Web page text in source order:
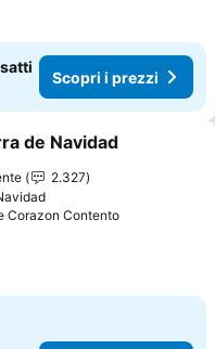
Scopri i prezzi
ai preferiti
de Navidad
2.327
Corazon Contento